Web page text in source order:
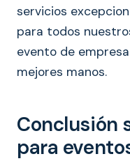
servicios
para todos
evento de
mejores manos.
Conclusión
para